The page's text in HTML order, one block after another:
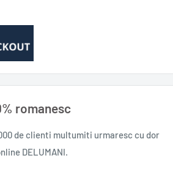
romanesc
de clienti multumiti urmaresc cu dor
DELUMANI.